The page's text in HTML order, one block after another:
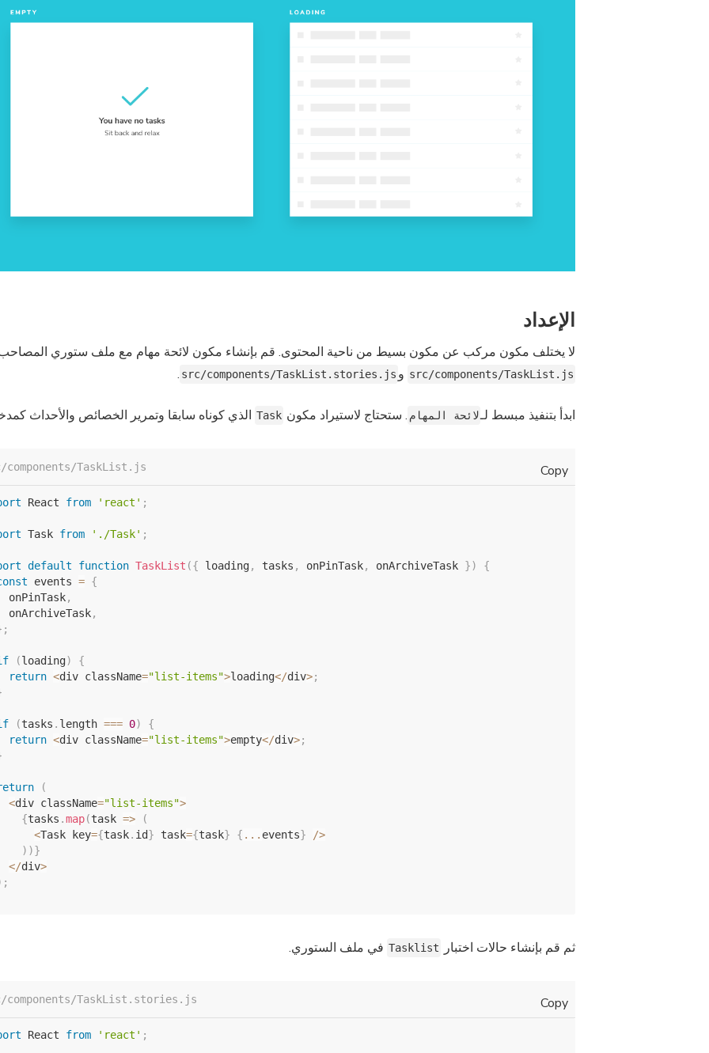
الإعداد
لا يختلف مكون مركب عن مكون بسيط من ناحية المحتوى. قم بإنشاء مكون لائحة مهام مع ملف ستوري
src/components/TaskList.js و src/components/TaskList.stories.js
.
ابدأ بتنفيذ مبسط لـلائحة المهام . ستحتاج لاستيراد مكون Task الذي كوناه سابقا وتمرير الخصائص والأحداث
Copy
components/TaskList.js
React from 'react' ;
Task from './Task' ;
default function TaskList ({ loading, tasks , onPinTask, onArchiveTask })
{
events = {
onPinTask
,
onArchiveTask
,
;
(loading)
{
return <div className="list-items">loading</div>;
(tasks . length === 0)
{
return <div className="list-items">empty</div>;
(
<div className="list-items">
{tasks .map(task =>
(
<Task key={task. id} task={task} { ... events} />
) )}
</div>
;
ثم قم بإنشاء حالات اختبار Tasklist في ملف الستوري.
Copy
components/TaskList.stories.js
React from 'react' ;